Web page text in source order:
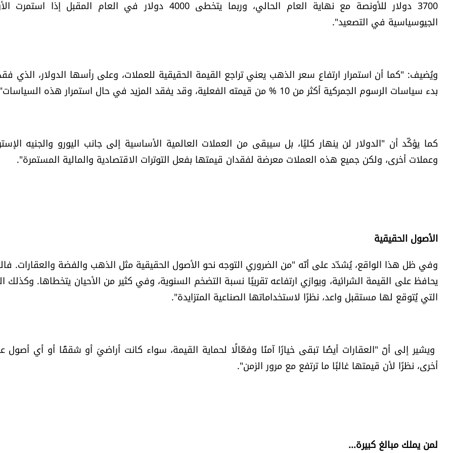
3700 دولار للأونصة مع نهاية العام الحالي، وربما يتخطى 4000 دولار في العام المقبل إذا
الجيوسياسية في التصعيد".
ويُضيف: "كما أن استمرار ارتفاع سعر الذهب يعني تراجع القيمة الحقيقية للعملات، وعلى رأسها الدولار، الذي
بدء سياسات الرسوم الجمركية أكثر من 10 % من قيمته الفعلية، وقد يفقد المزيد في حال استمرار هذه السياسات".
كما يؤكّد أن "الدولار لن ينهار كليًا، بل سيبقى من العملات العالمية الأساسية إلى جانب اليورو والجنيه
وعملات أخرى، ولكن جميع هذه العملات معرضة لفقدان قيمتها بفعل التوترات الاقتصادية والمالية المستمرة".
الأصول الحقيقية
وفي ظل هذا الواقع، يُشدّد على أنّه "من الضروري التوجه نحو الأصول الحقيقية مثل الذهب والفضة والعقارات.
يحافظ على القيمة الشرائية، ويوازي ارتفاعه تقريبًا نسبة التضخم السنوية، وفي كثير من الأحيان يتخطاها. وكذلك
التي يُتوقع لها مستقبل واعد، نظرًا لاستخداماتها الصناعية المتزايدة".
ويشير إلى أنّ "العقارات أيضًا تبقى خيارًا آمنًا وفعّالًا لحماية القيمة، سواء كانت أراضيَ أو شققًا أو أي أصول
أخرى، نظرًا لأن قيمتها غالبًا ما ترتفع مع مرور الزمن".
لمن يملك مبالغ كبيرة...